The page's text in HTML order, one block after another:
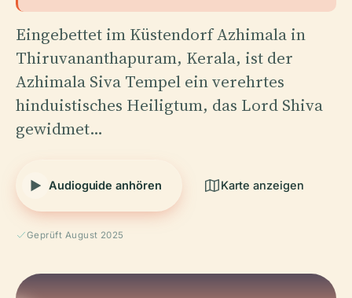
Eingebettet im Küstendorf Azhimala in
Thiruvananthapuram, Kerala, ist der
Azhimala Siva Tempel ein verehrtes
hinduistisches Heiligtum, das Lord Shiva
gewidmet…
Audioguide anhören Karte anzeigen
Geprüft August 2025